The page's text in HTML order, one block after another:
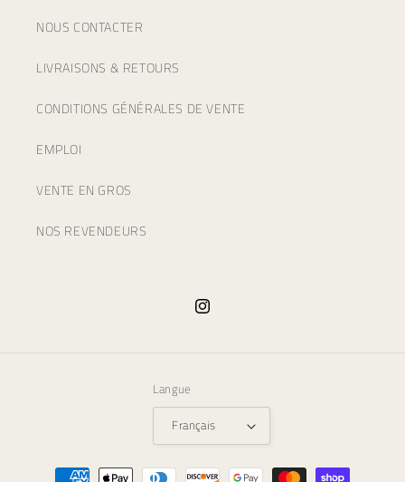
NOUS CONTACTER
LIVRAISONS & RETOURS
CONDITIONS GÉNÉRALES DE VENTE
EMPLOI
VENTE EN GROS
NOS REVENDEURS
Instagram
Langue
Français
Moyens